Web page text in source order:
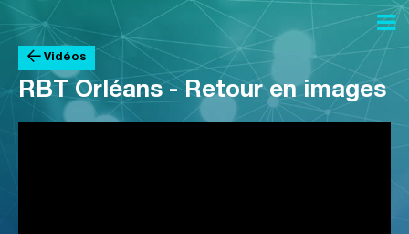

Vidéos
RBT Orléans - Retour en images